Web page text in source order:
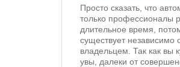
Просто сказать, что
только профессионалы
длительное время,
существует независимо
владельцем. Так как вы
увы, далеки от